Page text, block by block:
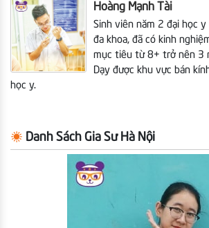
Hoàng Mạnh Tài
Sinh viên năm 2 đại học y
đa khoa, đã có kinh
mục tiêu từ 8+ trở nên 3
Dạy được khu vực bán
học y.
Danh Sách Gia Sư Hà Nội